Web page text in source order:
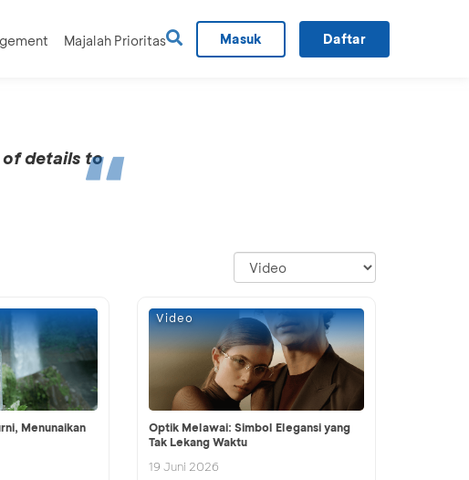
Majalah Prioritas Masuk Daftar
of details to
Menunaikan
Video
Optik Melawai: Simbol Elegansi yang
Tak Lekang Waktu
19 Juni 2026